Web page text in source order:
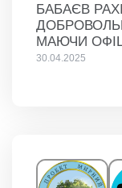
БАБАЄВ
МАЮЧИ
30.04.2025